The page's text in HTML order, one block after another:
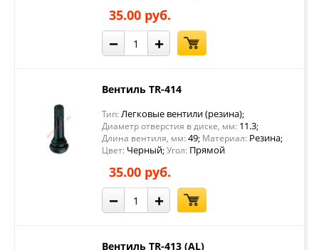
35.00 руб.
− +
Вентиль TR-414
Тип: Легковые вентили (резина);
Диаметр отверстия в диске, мм: 11.3;
Длина вентиля, мм: 49; Материал: Резина;
Цвет: Черный;Угол: Прямой
35.00 руб.
− +
Вентиль TR-413 (AL)